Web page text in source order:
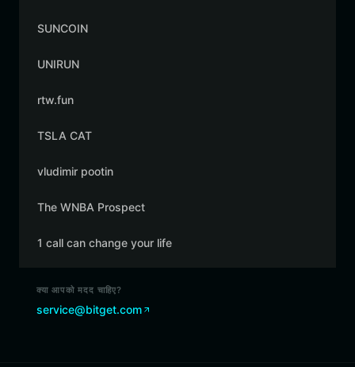
SUNCOIN
UNIRUN
rtw.fun
TSLA CAT
vludimir pootin
The WNBA Prospect
1 call can change your life
क्या आपको मदद चाहिए?
service@bitget.com